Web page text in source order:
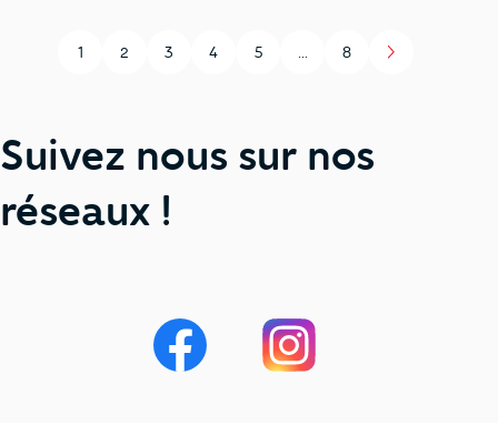
Page
1
Page
2
Page
3
Page
4
Page
5
Page
8
Suivez nous sur nos
réseaux !